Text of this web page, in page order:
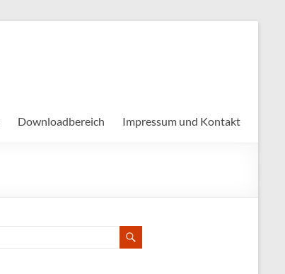
Downloadbereich Impressum und Kontakt